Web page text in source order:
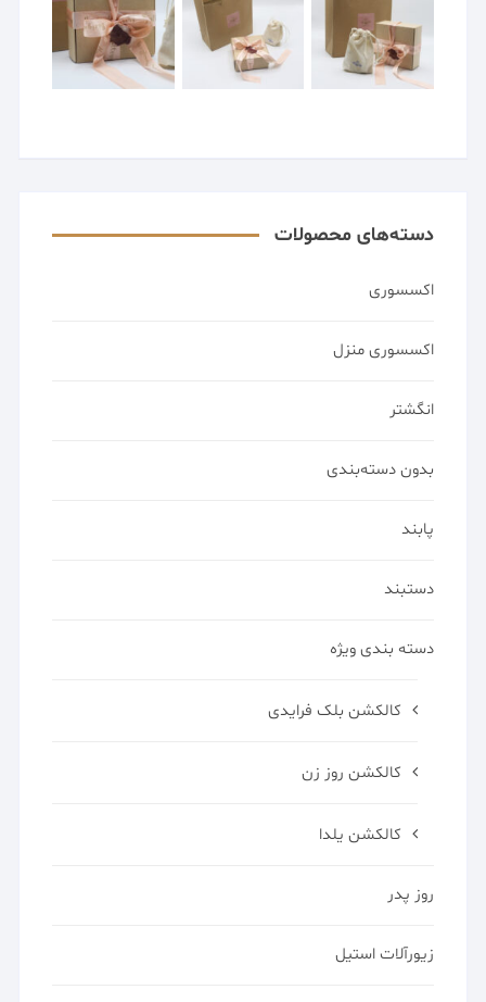
دسته‌های محصولات
اکسسوری
اکسسوری منزل
انگشتر
بدون دسته‌بندی
پابند
دستبند
دسته بندی ویژه
کالکشن بلک فرایدی
کالکشن روز زن
کالکشن یلدا
روز پدر
زیورآلات استیل